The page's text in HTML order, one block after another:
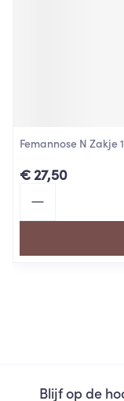
Femannose N Zakje
€ 27,50
Blijf op de